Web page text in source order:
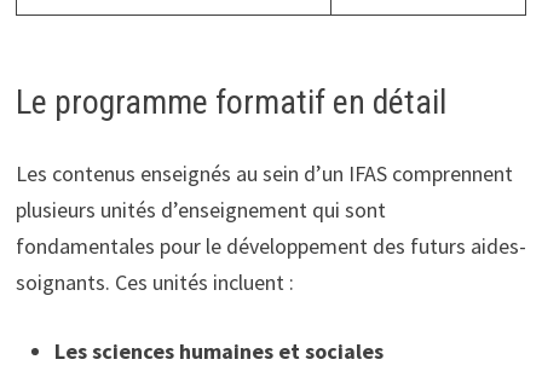
Le programme formatif en détail
Les contenus enseignés au sein d’un IFAS comprennent
plusieurs unités d’enseignement qui sont
fondamentales pour le développement des futurs aides-
soignants. Ces unités incluent :
Les sciences humaines et sociales